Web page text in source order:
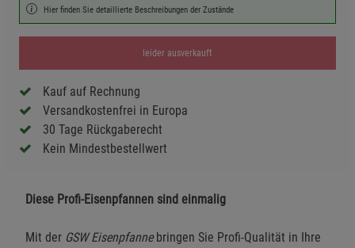
Hier finden Sie detaillierte Beschreibungen der Zustände
leider ausverkauft
Kauf auf Rechnung
Versandkostenfrei in Europa
30 Tage Rückgaberecht
Kein Mindestbestellwert
Diese Profi-Eisenpfannen sind einmalig
Mit der GSW Eisenpfannebringen Sie Profi-Qualität in Ihre